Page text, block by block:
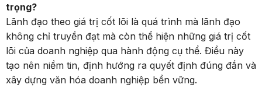
trọng?
Lãnh đạo theo giá trị cốt lõi là quá trình mà lãnh đạo
không chỉ truyền đạt mà còn thể hiện những giá trị cốt
lõi của doanh nghiệp qua hành động cụ thể. Điều này
tạo nên niềm tin, định hướng ra quyết định đúng đắn và
xây dựng văn hóa doanh nghiệp bền vững.